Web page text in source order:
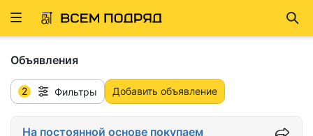
Развернуть
Объявления
2 Фильтры Добавить объявление
На постоянной основе покупаем